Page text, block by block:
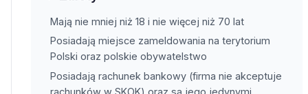
Mają nie mniej niż 18 i nie więcej niż 70 lat
Posiadają miejsce zameldowania na terytorium
Polski oraz polskie obywatelstwo
Posiadają rachunek bankowy (firma nie akceptuje
rachunków w SKOK) oraz są jego jedynymi